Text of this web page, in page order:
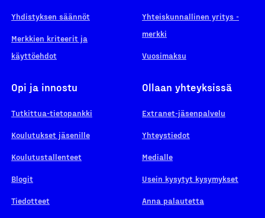
Yhdistyksen säännöt
Merkkien kriteerit ja
käyttöehdot
Yhteiskunnallinen yritys -
merkki
Vuosimaksu
Opi ja innostu
Tutkittua-tietopankki
Koulutukset jäsenille
Koulutustallenteet
Blogit
Tiedotteet
Ollaan yhteyksissä
Extranet-jäsenpalvelu
Yhteystiedot
Medialle
Usein kysytyt kysymykset
Anna palautetta